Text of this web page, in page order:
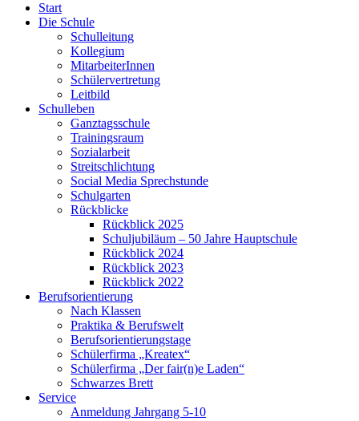
Start
Die Schule
Schulleitung
Kollegium
MitarbeiterInnen
Schülervertretung
Leitbild
Schulleben
Ganztagsschule
Trainingsraum
Sozialarbeit
Streitschlichtung
Social Media Sprechstunde
Schulgarten
Rückblicke
Rückblick 2025
Schuljubiläum – 50 Jahre Hauptschule
Rückblick 2024
Rückblick 2023
Rückblick 2022
Berufsorientierung
Nach Klassen
Praktika & Berufswelt
Berufsorientierungstage
Schülerfirma „Kreatex“
Schülerfirma „Der fair(n)e Laden“
Schwarzes Brett
Service
Anmeldung Jahrgang 5-10